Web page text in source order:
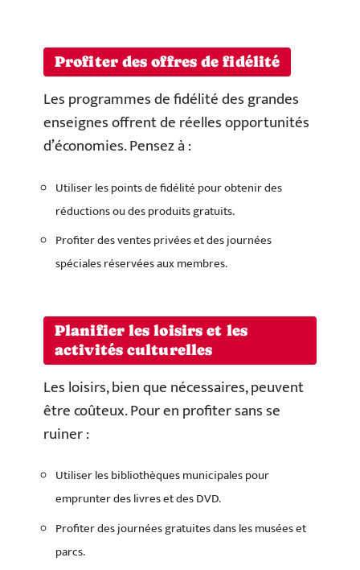
Profiter des offres de fidélité
Les programmes de fidélité des grandes
enseignes offrent de réelles opportunités
d’économies. Pensez à :
Utiliser les points de fidélité pour obtenir des
réductions ou des produits gratuits.
Profiter des ventes privées et des journées
spéciales réservées aux membres.
Planifier les loisirs et les
activités culturelles
Les loisirs, bien que nécessaires, peuvent
être coûteux. Pour en profiter sans se
ruiner :
Utiliser les bibliothèques municipales pour
emprunter des livres et des DVD.
Profiter des journées gratuites dans les musées et
parcs.